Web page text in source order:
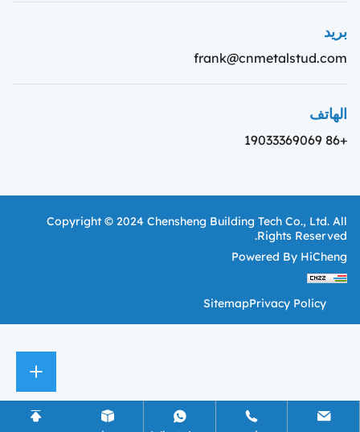
بريد
frank@cnmetalstud.com
الهاتف
+86 19033369069
Copyright © 2024 Chensheng Building Tech Co., Ltd. All
Rights Reserved.
Powered By HiCheng
Privacy Policy
Sitemap